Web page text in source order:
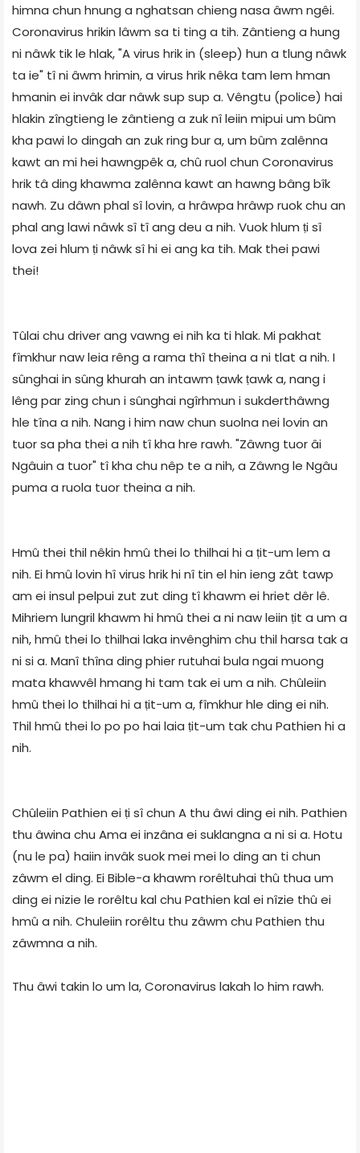
himna chun hnung a nghatsan chieng nasa âwm ngêi.
Coronavirus hrikin lâwm sa ti ting a tih. Zântieng a hung
ni nâwk tik le hlak, "A virus hrik in (sleep) hun a tlung nâwk
ta ie" tî ni âwm hrimin, a virus hrik nêka tam lem hman
hmanin ei invâk dar nâwk sup sup a. Vêngtu (police) hai
hlakin zîngtieng le zântieng a zuk nî leiin mipui um bûm
kha pawi lo dingah an zuk ring bur a, um bûm zalênna
kawt an mi hei hawngpêk a, chû ruol chun Coronavirus
hrik tâ ding khawma zalênna kawt an hawng bâng bîk
nawh. Zu dâwn phal sî lovin, a hrâwpa hrâwp ruok chu an
phal ang lawi nâwk sî tî ang deu a nih. Vuok hlum ṭi sî
lova zei hlum ṭi nâwk sî hi ei ang ka tih. Mak thei pawi
thei!
Tûlai chu driver ang vawng ei nih ka ti hlak. Mi pakhat
fîmkhur naw leia rêng a rama thî theina a ni tlat a nih. I
sûnghai in sûng khurah an intawm ṭawk ṭawk a, nang i
lêng par zing chun i sûnghai ngîrhmun i sukderthâwng
hle tîna a nih. Nang i him naw chun suolna nei lovin an
tuor sa pha thei a nih tî kha hre rawh. "Zâwng tuor âi
Ngâuin a tuor" tî kha chu nêp te a nih, a Zâwng le Ngâu
puma a ruola tuor theina a nih.
Hmû thei thil nêkin hmû thei lo thilhai hi a ṭit-um lem a
nih. Ei hmû lovin hî virus hrik hi nî tin el hin ieng zât tawp
am ei insul pelpui zut zut ding tî khawm ei hriet dêr lê.
Mihriem lungril khawm hi hmû thei a ni naw leiin ṭit a um a
nih, hmû thei lo thilhai laka invênghim chu thil harsa tak a
ni si a. Manî thîna ding phier rutuhai bula ngai muong
mata khawvêl hmang hi tam tak ei um a nih. Chûleiin
hmû thei lo thilhai hi a ṭit-um a, fîmkhur hle ding ei nih.
Thil hmû thei lo po po hai laia ṭit-um tak chu Pathien hi a
nih.
Chûleiin Pathien ei ṭi sî chun A thu âwi ding ei nih. Pathien
thu âwina chu Ama ei inzâna ei suklangna a ni si a. Hotu
(nu le pa) haiin invâk suok mei mei lo ding an ti chun
zâwm el ding. Ei Bible-a khawm rorêltuhai thû thua um
ding ei nizie le rorêltu kal chu Pathien kal ei nîzie thû ei
hmû a nih. Chuleiin rorêltu thu zâwm chu Pathien thu
zâwmna a nih.
Thu âwi takin lo um la, Coronavirus lakah lo him rawh.